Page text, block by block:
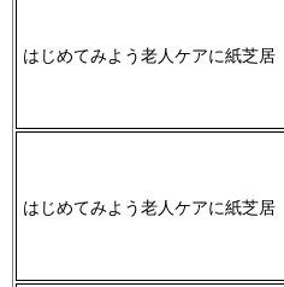
はじめてみよう老人ケアに紙芝居
はじめてみよう老人ケアに紙芝居